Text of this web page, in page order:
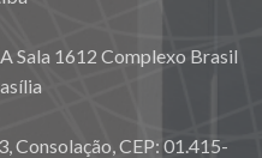
Sala 1612 Complexo Brasil
Consolação, CEP: 01.415-